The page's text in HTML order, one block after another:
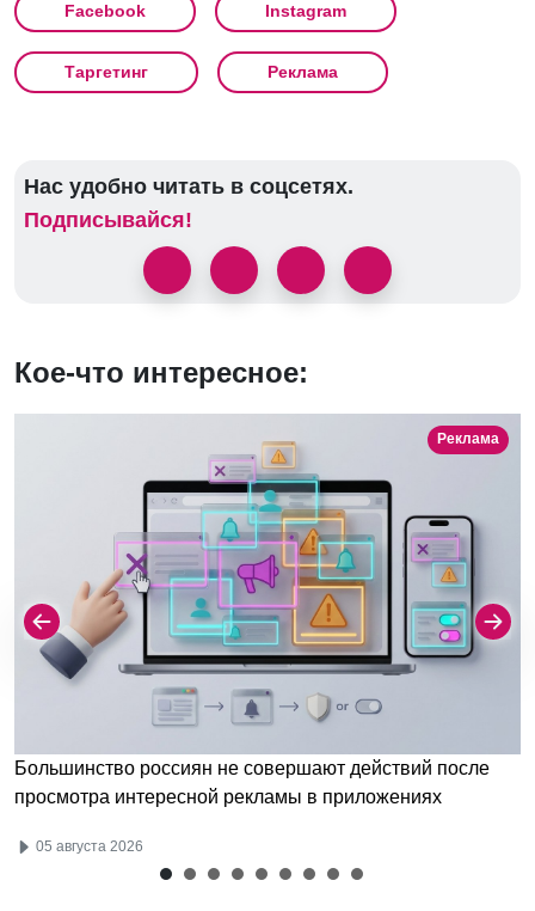
Facebook Instagram
Таргетинг Реклама
Нас удобно читать в соцсетях.
Подписывайся!
Кое-что интересное:
Реклама
Большинство россиян не совершают действий после
просмотра интересной рекламы в приложениях
05 августа 2026